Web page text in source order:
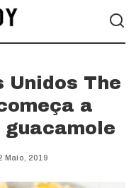
Unidos The
a
guacamole
Maio, 2019